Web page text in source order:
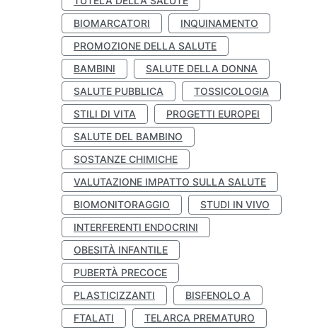
BIOMARCATORI
INQUINAMENTO
PROMOZIONE DELLA SALUTE
BAMBINI
SALUTE DELLA DONNA
SALUTE PUBBLICA
TOSSICOLOGIA
STILI DI VITA
PROGETTI EUROPEI
SALUTE DEL BAMBINO
SOSTANZE CHIMICHE
VALUTAZIONE IMPATTO SULLA SALUTE
BIOMONITORAGGIO
STUDI IN VIVO
INTERFERENTI ENDOCRINI
OBESITÀ INFANTILE
PUBERTÀ PRECOCE
PLASTICIZZANTI
BISFENOLO A
FTALATI
TELARCA PREMATURO